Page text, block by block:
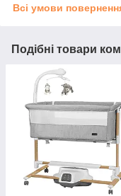
Всі умови
Подібні товари